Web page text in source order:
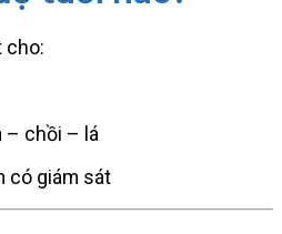
cho:
– chồi – lá
có giám sát